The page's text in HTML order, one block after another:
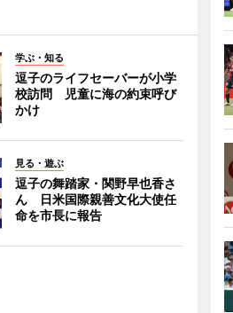
学ぶ・知る
逗子のライフセーバーが小学
校訪問 児童に海の約束呼び
かけ
見る・遊ぶ
逗子の舞踏家・関野早也香さ
ん 日米国際親善文化大使任
命を市長に報告